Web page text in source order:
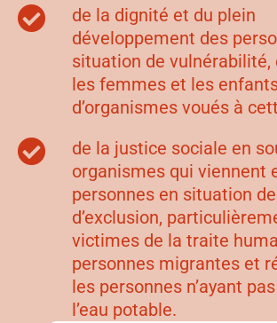
de la dignité et du plein
développement des
situation de
les femmes et les
d’organismes voués à
de la justice sociale en
organismes qui viennent
personnes en situation
d’exclusion,
victimes de la traite
personnes migrantes et
les personnes n’ayant
l’eau potable.